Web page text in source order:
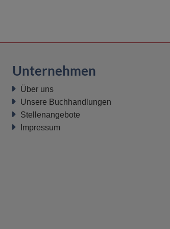
Unternehmen
Über uns
Unsere Buchhandlungen
Stellenangebote
Impressum